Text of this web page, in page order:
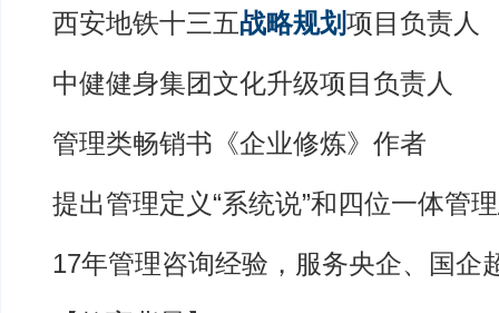
西安地铁十三五战略规划项目负责人
中健健身集团文化升级项目负责人
管理类畅销书《企业修炼》作者
提出管理定义“系统说”和四位一体管
17年管理咨询经验，服务央企、国企